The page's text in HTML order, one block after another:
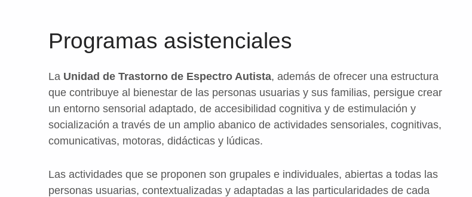
Programas asistenciales
La Unidad de Trastorno de Espectro Autista, además de ofrecer una estructura
que contribuye al bienestar de las personas usuarias y sus familias, persigue crear
un entorno sensorial adaptado, de accesibilidad cognitiva y de estimulación y
socialización a través de un amplio abanico de actividades sensoriales, cognitivas,
comunicativas, motoras, didácticas y lúdicas.
Las actividades que se proponen son grupales e individuales, abiertas a todas las
personas usuarias, contextualizadas y adaptadas a las particularidades de cada